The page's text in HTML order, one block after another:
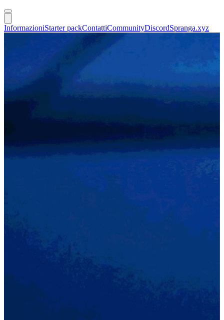
InformazioniStarter packContattiCommunityDiscordSpranga.xyz